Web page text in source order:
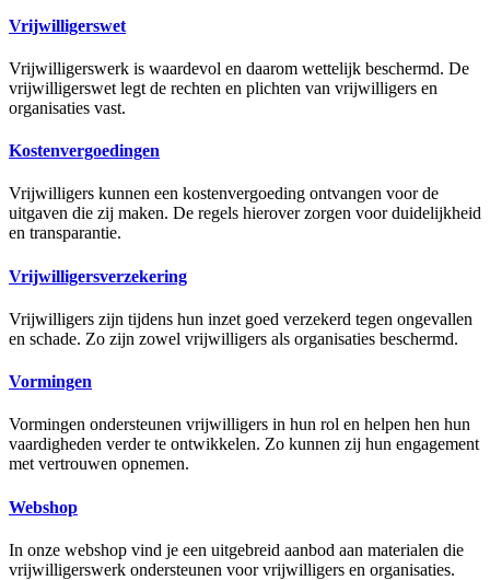
Vrijwilligerswet
Vrijwilligerswerk is waardevol en daarom wettelijk beschermd. De
vrijwilligerswet legt de rechten en plichten van vrijwilligers en
organisaties vast.
Kostenvergoedingen
Vrijwilligers kunnen een kostenvergoeding ontvangen voor de
uitgaven die zij maken. De regels hierover zorgen voor duidelijkheid
en transparantie.
Vrijwilligersverzekering
Vrijwilligers zijn tijdens hun inzet goed verzekerd tegen ongevallen
en schade. Zo zijn zowel vrijwilligers als organisaties beschermd.
Vormingen
Vormingen ondersteunen vrijwilligers in hun rol en helpen hen hun
vaardigheden verder te ontwikkelen. Zo kunnen zij hun engagement
met vertrouwen opnemen.
Webshop
In onze webshop vind je een uitgebreid aanbod aan materialen die
vrijwilligerswerk ondersteunen voor vrijwilligers en organisaties.